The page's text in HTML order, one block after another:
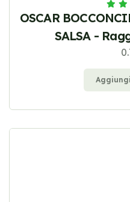
OSCAR
SALSA -